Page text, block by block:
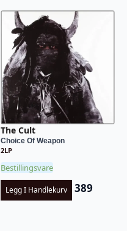
The Cult
Choice Of Weapon
2LP
Bestillingsvare
Legg I Handlekurv 389